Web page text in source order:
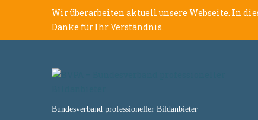
Wir überarbeiten aktuell unsere Webseite. In
Danke für Ihr Verständnis.
Bundesverband professioneller Bildanbieter